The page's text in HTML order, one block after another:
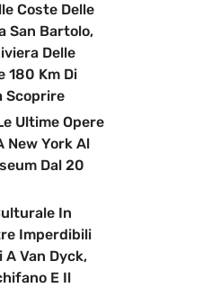
Coste Delle
San Bartolo,
Delle
180 Km Di
Scoprire
Ultime Opere
New York Al
Dal 20
In
Imperdibili
A Van Dyck,
E Il